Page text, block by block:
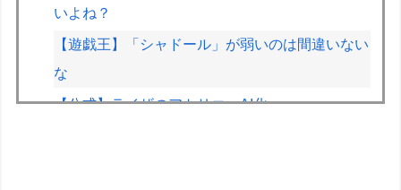
いよね？
【遊戯王】「シャドール」が弱いのは間違いない
な
【公式】ライザのアトリエ、AI化ｗｗｗ